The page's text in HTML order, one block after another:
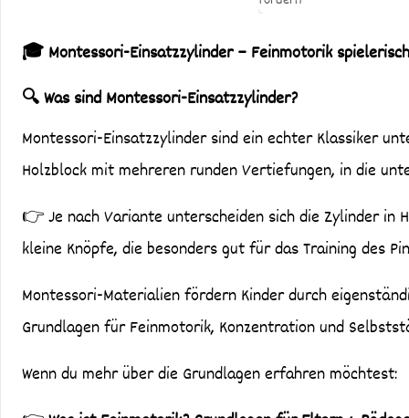
🎓 Montessori-Einsatzzylinder – Feinmotorik
🔍 Was sind Montessori-Einsatzzylinder?
Montessori-Einsatzzylinder sind ein echter Klassiker unter den Lernmaterialien. Sie bestehen meist aus einem massiven
Holzblock mit mehreren runden Vertiefungen, in die
👉 Je nach Variante unterscheiden sich die Zylinder in
kleine Knöpfe, die besonders gut für das Training des
Montessori-Materialien fördern Kinder durch
Grundlagen für Feinmotorik, Konzentration und
Wenn du mehr über die Grundlagen erfahren möchtest: